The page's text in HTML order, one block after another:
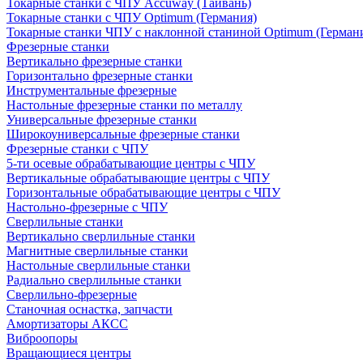
Токарные станки с ЧПУ Accuway (Тайвань)
Токарные станки с ЧПУ Optimum (Германия)
Токарные станки ЧПУ с наклонной станиной Optimum
Фрезерные станки
Вертикально фрезерные станки
Горизонтально фрезерные станки
Инструментальные фрезерные
Настольные фрезерные станки по металлу
Универсальные фрезерные станки
Широкоуниверсальные фрезерные станки
Фрезерные станки с ЧПУ
5-ти осевые обрабатывающие центры с ЧПУ
Вертикальные обрабатывающие центры с ЧПУ
Горизонтальные обрабатывающие центры с ЧПУ
Настольно-фрезерные с ЧПУ
Сверлильные станки
Вертикально сверлильные станки
Магнитные сверлильные станки
Настольные сверлильные станки
Радиально сверлильные станки
Сверлильно-фрезерные
Станочная оснастка, запчасти
Амортизаторы АКСС
Виброопоры
Вращающиеся центры